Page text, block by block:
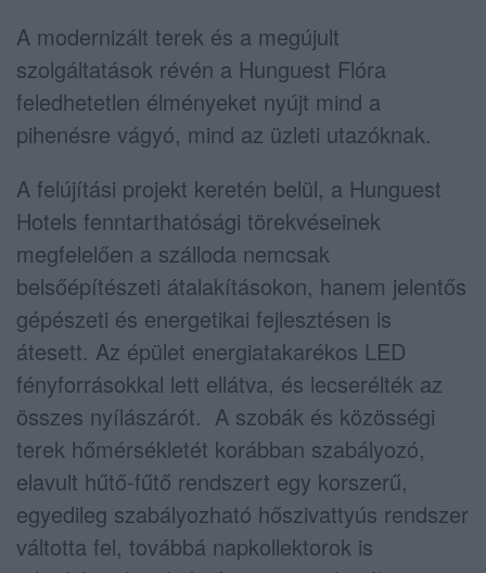
A modernizált terek és a megújult
szolgáltatások révén a Hunguest Flóra
feledhetetlen élményeket nyújt mind a
pihenésre vágyó, mind az üzleti utazóknak.
A felújítási projekt keretén belül, a Hunguest
Hotels fenntarthatósági törekvéseinek
megfelelően a szálloda nemcsak
belsőépítészeti átalakításokon, hanem jelentős
gépészeti és energetikai fejlesztésen is
átesett. Az épület energiatakarékos LED
fényforrásokkal lett ellátva, és lecserélték az
összes nyílászárót. A szobák és közösségi
terek hőmérsékletét korábban szabályozó,
elavult hűtő-fűtő rendszert egy korszerű,
egyedileg szabályozható hőszivattyús rendszer
váltotta fel, továbbá napkollektorok is